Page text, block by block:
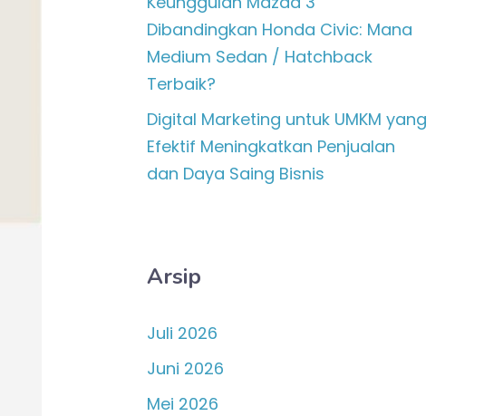
Dibandingkan Honda Civic: Mana
Medium Sedan / Hatchback
Terbaik?
Digital Marketing untuk UMKM yang
Efektif Meningkatkan Penjualan
dan Daya Saing Bisnis
Arsip
Juli 2026
Juni 2026
Mei 2026